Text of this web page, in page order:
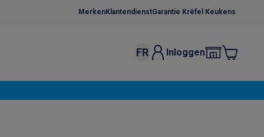
MerkenKlantendienstGarantie Krëfel Keukens
FR Inloggen